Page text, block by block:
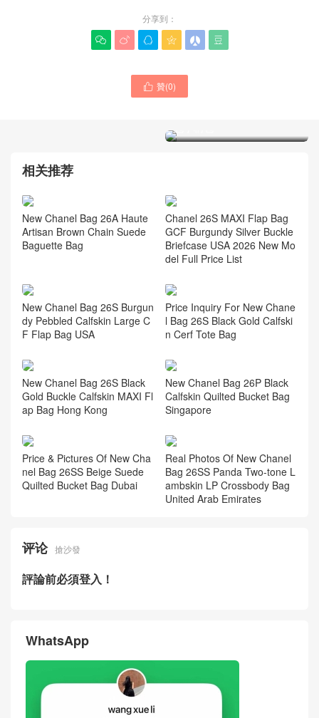
分享到：
     
 贊(0)
Canada CHANEL包包官網
包手柄包
相关推荐
New Chanel Bag 26A Haute
Artisan Brown Chain Suede
Baguette Bag
Chanel 26S MAXI Flap Bag
GCF Burgundy Silver Buckle
Briefcase USA 2026 New Mo
del Full Price List
New Chanel Bag 26S Burgun
dy Pebbled Calfskin Large C
F Flap Bag USA
Price Inquiry For New Chane
l Bag 26S Black Gold Calfski
n Cerf Tote Bag
New Chanel Bag 26S Black
Gold Buckle Calfskin MAXI Fl
ap Bag Hong Kong
New Chanel Bag 26P Black
Calfskin Quilted Bucket Bag
Singapore
Price & Pictures Of New Cha
nel Bag 26SS Beige Suede
Quilted Bucket Bag Dubai
Real Photos Of New Chanel
Bag 26SS Panda Two-tone L
ambskin LP Crossbody Bag
United Arab Emirates
评论 搶沙發
評論前必須登入！
WhatsApp